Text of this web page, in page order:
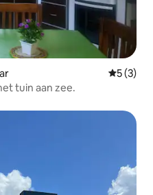
5 (3)
en comfortabel huisje met tuin aan zee.